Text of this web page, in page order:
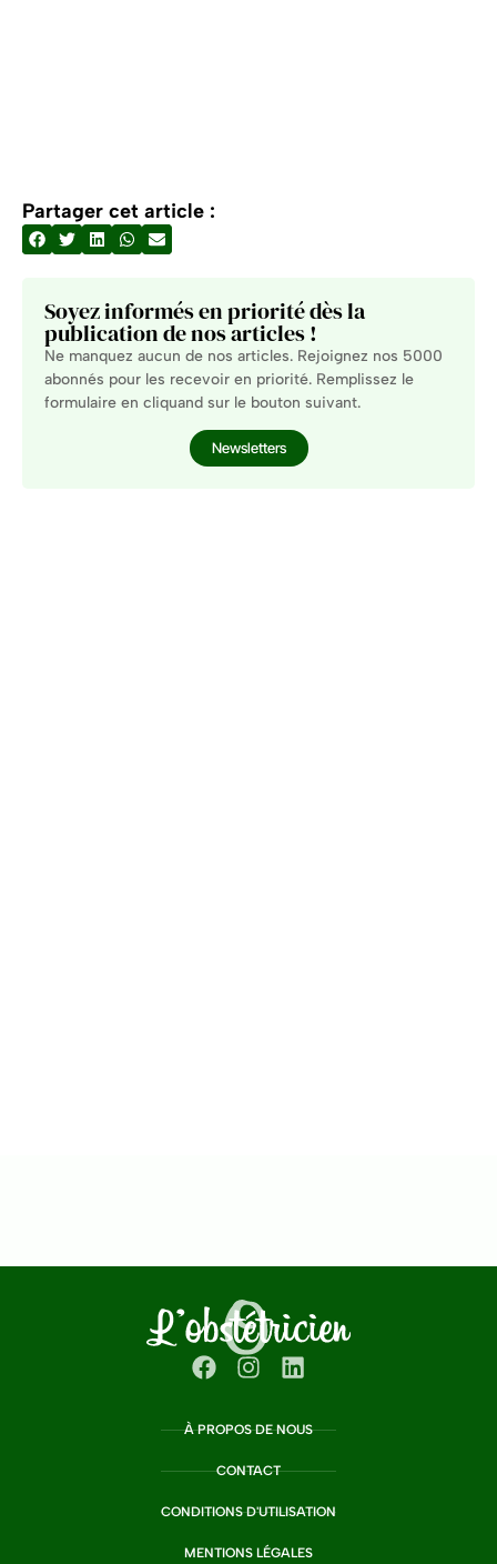
Partager cet article :
Soyez informés en priorité dès la
publication de nos articles !
Ne manquez aucun de nos articles. Rejoignez nos 5000
abonnés pour les recevoir en priorité. Remplissez le
formulaire en cliquand sur le bouton suivant.
Newsletters
À PROPOS DE NOUS
CONTACT
CONDITIONS D'UTILISATION
MENTIONS LÉGALES